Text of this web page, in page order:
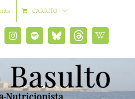
CARRITO
InstagramSpotifyBluesky
social
ThreadsWikipedia